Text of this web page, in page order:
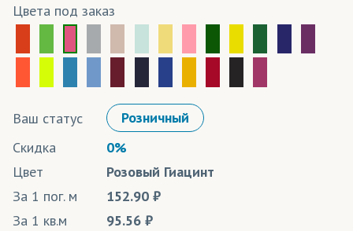
Цвета под заказ
Ваш статус
Розничный
Скидка
0%
Цвет
Розовый Гиацинт
За 1 пог. м
152.90
За 1 кв.м
95.56